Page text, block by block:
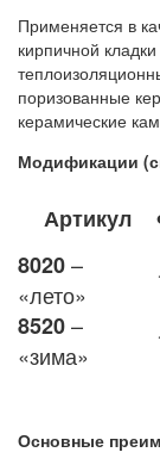
Применяется в
кирпичной
поризованные
керамические
Модификации
Артикул
8020–
«лето»
8520–
«зима»
Основные